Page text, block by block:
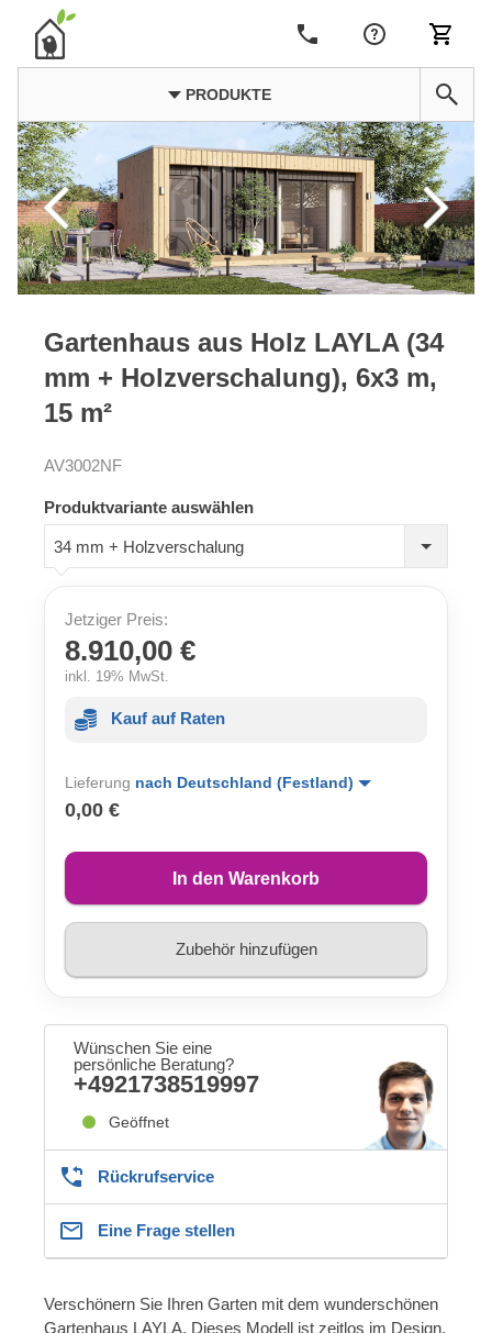
PRODUKTE
Gartenhaus aus Holz LAYLA (34
mm + Holzverschalung), 6x3 m,
15 m²
AV3002NF
Produktvariante auswählen
34 mm + Holzverschalung
Jetziger Preis:
8.910,00 €
inkl. 19% MwSt.
Kauf auf Raten
Lieferung nach Deutschland (Festland)
0,00 €
In den Warenkorb
Zubehör hinzufügen
Wünschen Sie eine
persönliche Beratung?
+4921738519997
Geöffnet
Rückrufservice
Eine Frage stellen
Verschönern Sie Ihren Garten mit dem wunderschönen
Gartenhaus LAYLA. Dieses Modell ist zeitlos im Design,